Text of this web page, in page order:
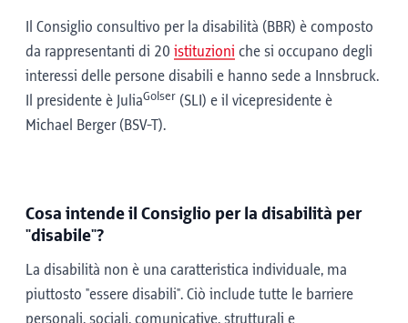
Il Consiglio consultivo per la disabilità (BBR) è composto
da rappresentanti di 20 istituzioni che si occupano degli
interessi delle persone disabili e hanno sede a Innsbruck.
Il presidente è JuliaGolser (SLI) e il vicepresidente è
Michael Berger (BSV-T).
Cosa intende il Consiglio per la disabilità per
"disabile"?
La disabilità non è una caratteristica individuale, ma
piuttosto "essere disabili". Ciò include tutte le barriere
personali, sociali, comunicative, strutturali e